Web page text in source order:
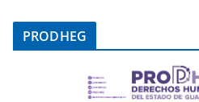
PRODHEG